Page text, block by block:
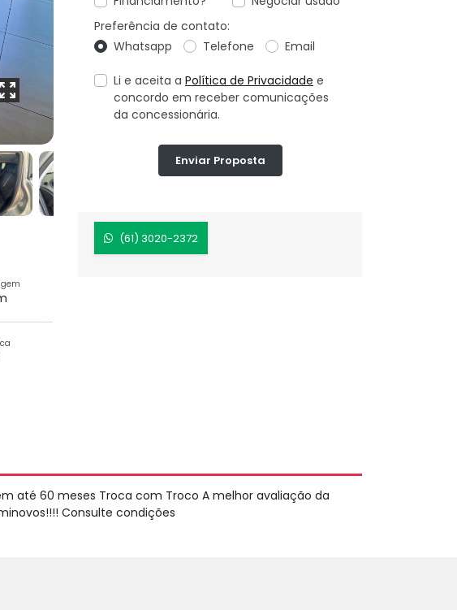
(61) 3020-2372
Preferência de contato:
Whatsapp
Telefone Email
Li e aceita a Política de Privacidade e
concordo em receber comunicações
da concessionária.
Enviar Proposta
até 60 meses Troca com Troco A melhor avaliação da
Consulte condições